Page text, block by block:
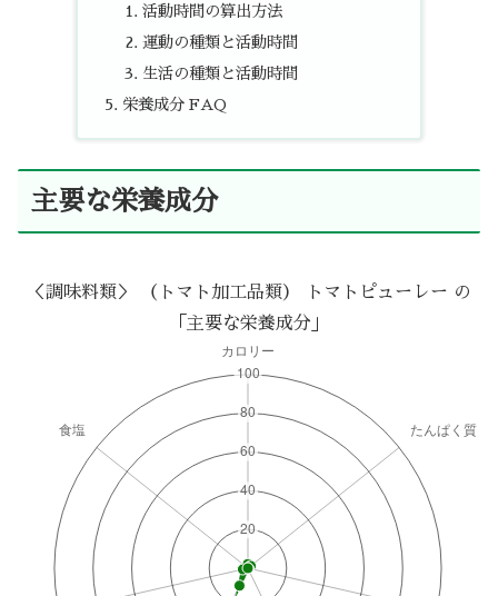
活動時間の算出方法
運動の種類と活動時間
生活の種類と活動時間
栄養成分 FAQ
主要な栄養成分
＜調味料類＞ （トマト加工品類） トマトピューレー の
「主要な栄養成分」